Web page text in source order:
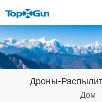
СВЯЗАТЬСЯ С
English
Español
Дроны-
Дом